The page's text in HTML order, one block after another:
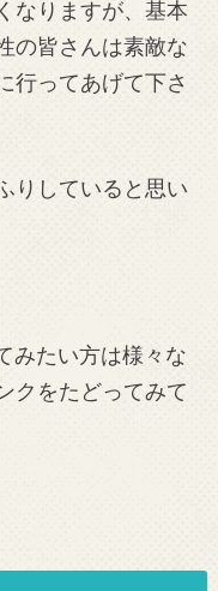
なりますが、基本
の皆さんは素敵な
行ってあげて下さ
りしていると思い
みたい方は様々な
クをたどってみて